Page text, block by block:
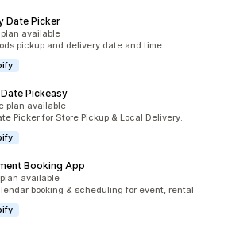
Date Picker
plan available
pickup and delivery date and time
Pickeasy
plan available
Picker for Store Pickup & Local Delivery.
Booking App
available
booking & scheduling for event, rental